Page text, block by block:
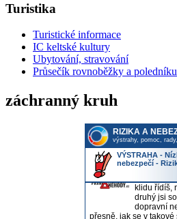
Turistika
Turistické informace
IC keltské kultury
Ubytování, stravování
Průsečík rovnoběžky a poledníku
záchranný kruh